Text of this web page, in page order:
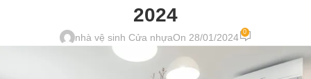
2024
nhà vệ sinh Cửa nhựaOn 28/01/2024 0